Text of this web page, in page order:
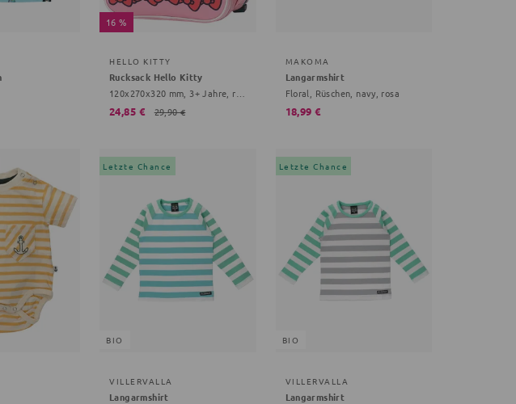
16 %
HELLO KITTY
Rucksack Hello Kitty
24,85 € 29,90 €
MAKOMA
Langarmshirt
Floral, Rüschen, navy, rosa
18,99 €
Letzte Chance
BIO
VILLERVALLA
Langarmshirt
Letzte Chance
BIO
VILLERVALLA
Langarmshirt